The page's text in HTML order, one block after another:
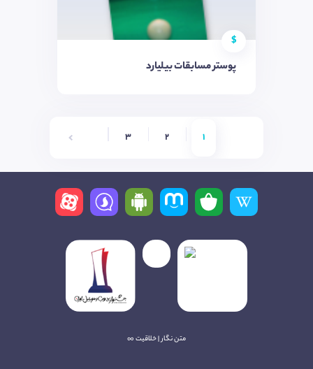
$
پوستر مسابقات بیلیارد
1
2
3
متن نگار | خلاقیت ∞